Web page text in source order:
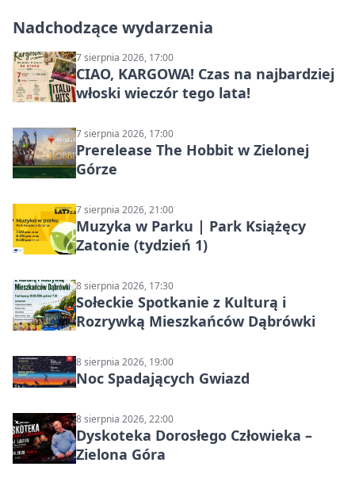
Nadchodzące wydarzenia
7 sierpnia 2026, 17:00
CIAO, KARGOWA! Czas na najbardziej
włoski wieczór tego lata!
7 sierpnia 2026, 17:00
Prerelease The Hobbit w Zielonej
Górze
7 sierpnia 2026, 21:00
Muzyka w Parku | Park Książęcy
Zatonie (tydzień 1)
8 sierpnia 2026, 17:30
Sołeckie Spotkanie z Kulturą i
Rozrywką Mieszkańców Dąbrówki
8 sierpnia 2026, 19:00
Noc Spadających Gwiazd
8 sierpnia 2026, 22:00
Dyskoteka Dorosłego Człowieka –
Zielona Góra